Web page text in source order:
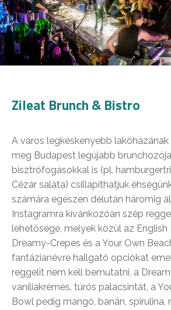
Zileat Brunch & Bistro
A város legkeskenyebb
meg Budapest legújabb
bisztrófogásokkal is (pl.
Cézár saláta) csillapíthatjuk
számára egészen délután háromig
Instagramra kívánkozóan szép
lehetősége, melyek közül az English
Dreamy-Crepes és a Your Own
fantázianévre hallgató opciókat
reggelit nem kell bemutatni, a
vaníliakrémes, túrós palacsintát, a
Bowl pedig mangó, banán, spirulina,